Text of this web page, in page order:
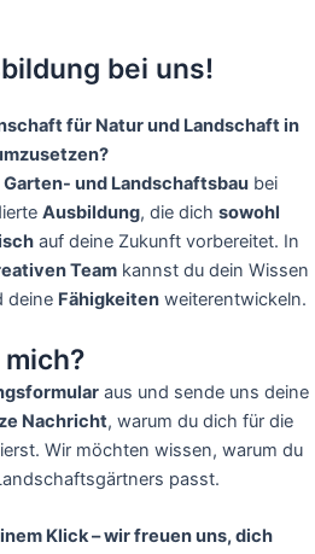
bei uns!
für Natur und Landschaft in
Garten- und Landschaftsbau bei
Ausbildung, die dich sowohl
auf deine Zukunft vorbereitet. In
Team kannst du dein Wissen
deine Fähigkeiten weiterentwickeln.
aus und sende uns deine
Nachricht, warum du dich für die
Wir möchten wissen, warum du
passt.
Klick – wir freuen uns, dich